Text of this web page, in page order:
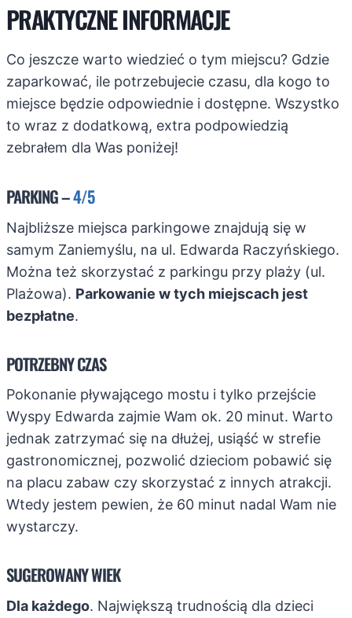
PRAKTYCZNE INFORMACJE
Co jeszcze warto wiedzieć o tym miejscu? Gdzie
zaparkować, ile potrzebujecie czasu, dla kogo to
miejsce będzie odpowiednie i dostępne. Wszystko
to wraz z dodatkową, extra podpowiedzią
zebrałem dla Was poniżej!
PARKING –4/5
Najbliższe miejsca parkingowe znajdują się w
samym Zaniemyślu, na ul. Edwarda Raczyńskiego.
Można też skorzystać z parkingu przy plaży (ul.
Plażowa). Parkowanie w tych miejscach jest
bezpłatne.
POTRZEBNY CZAS
Pokonanie pływającego mostu i tylko przejście
Wyspy Edwarda zajmie Wam ok. 20 minut. Warto
jednak zatrzymać się na dłużej, usiąść w strefie
gastronomicznej, pozwolić dzieciom pobawić się
na placu zabaw czy skorzystać z innych atrakcji.
Wtedy jestem pewien, że 60 minut nadal Wam nie
wystarczy.
SUGEROWANY WIEK
Dla każdego. Największą trudnością dla dzieci